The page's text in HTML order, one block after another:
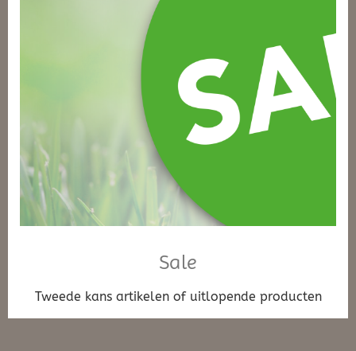
Sale
Tweede kans artikelen of uitlopende producten